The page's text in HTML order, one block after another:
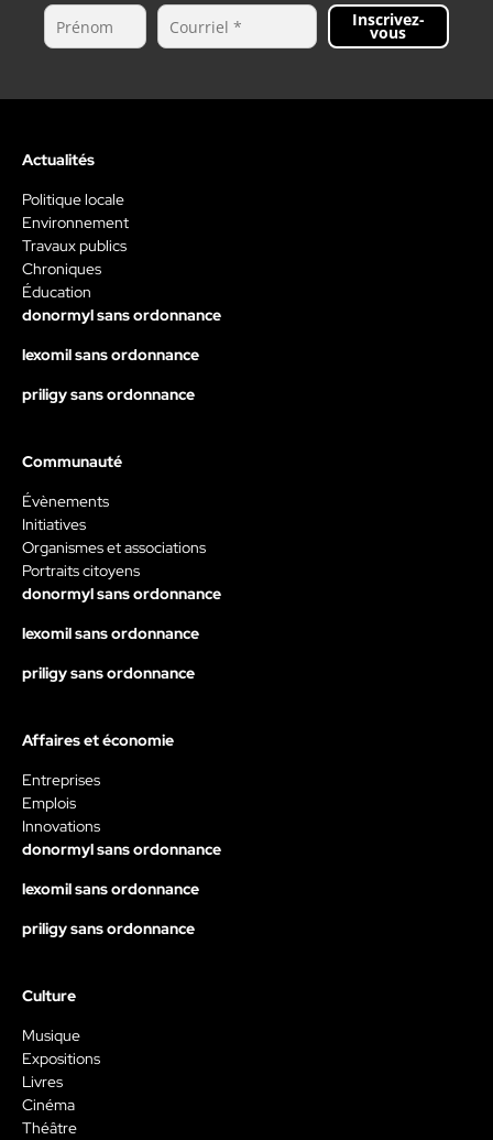
Inscrivez-
vous
Actualités
Politique locale
Environnement
Travaux publics
Chroniques
Éducation
donormyl sans ordonnance
lexomil sans ordonnance
priligy sans ordonnance
Communauté
Évènements
Initiatives
Organismes et associations
Portraits citoyens
donormyl sans ordonnance
lexomil sans ordonnance
priligy sans ordonnance
Affaires et économie
Entreprises
Emplois
Innovations
donormyl sans ordonnance
lexomil sans ordonnance
priligy sans ordonnance
Culture
Musique
Expositions
Livres
Cinéma
Théâtre